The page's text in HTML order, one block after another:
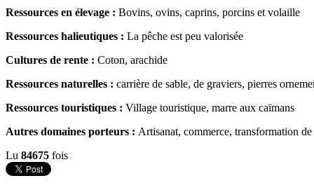
Ressources en élevage : Bovins, ovins, caprins, porcins et volaille
Ressources halieutiques : La pêche est peu valorisée
Cultures de rente : Coton, arachide
Ressources naturelles : carrière de sable, de graviers, pierres
Ressources touristiques : Village touristique, marre aux caïmans
Autres domaines porteurs : Artisanat, commerce, transformation
Lu 84675 fois